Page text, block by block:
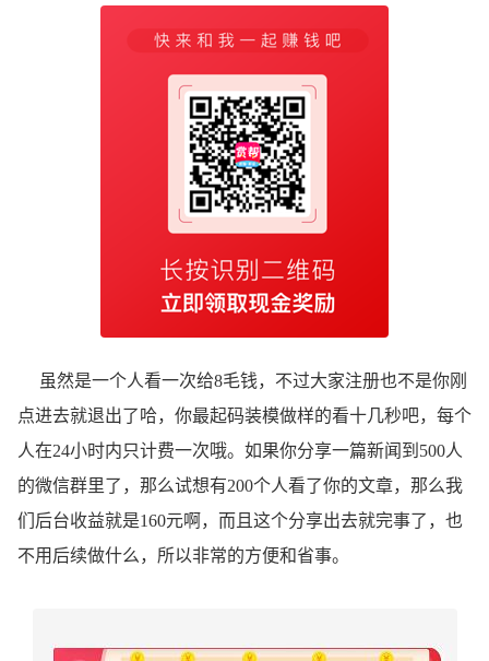
虽然是一个人看一次给8毛钱，不过大家注册也不是你刚
点进去就退出了哈，你最起码装模做样的看十几秒吧，每个
人在24小时内只计费一次哦。如果你分享一篇新闻到500人
的微信群里了，那么试想有200个人看了你的文章，那么我
们后台收益就是160元啊，而且这个分享出去就完事了，也
不用后续做什么，所以非常的方便和省事。